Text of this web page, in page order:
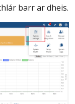
barr ar dheis.